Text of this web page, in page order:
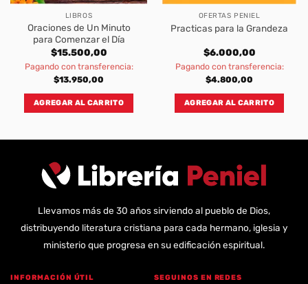
LIBROS
Oraciones de Un Minuto
para Comenzar el Día
$15.500,00
Pagando con transferencia:
$13.950,00
AGREGAR AL CARRITO
OFERTAS PENIEL
Practicas para la Grandeza
$6.000,00
Pagando con transferencia:
$4.800,00
AGREGAR AL CARRITO
Llevamos más de 30 años sirviendo al pueblo de Dios,
distribuyendo literatura cristiana para cada hermano, iglesia y
ministerio que progresa en su edificación espiritual.
INFORMACIÓN ÚTIL SEGUINOS EN REDES